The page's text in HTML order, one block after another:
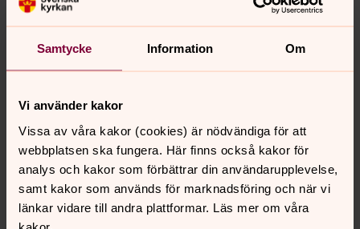
Samtycke Information Om
Vi använder kakor
Vissa av våra kakor (cookies) är nödvändiga för att
webbplatsen ska fungera. Här finns också kakor för
analys och kakor som förbättrar din användarupplevelse,
samt kakor som används för marknadsföring och när vi
länkar vidare till andra plattformar. Läs mer om våra
kakor.
Välkommen med!
Synpunkter eller frågor på sidans
innehåll?
orbyskeneforsamling@svenskakyrkan.se
Dela